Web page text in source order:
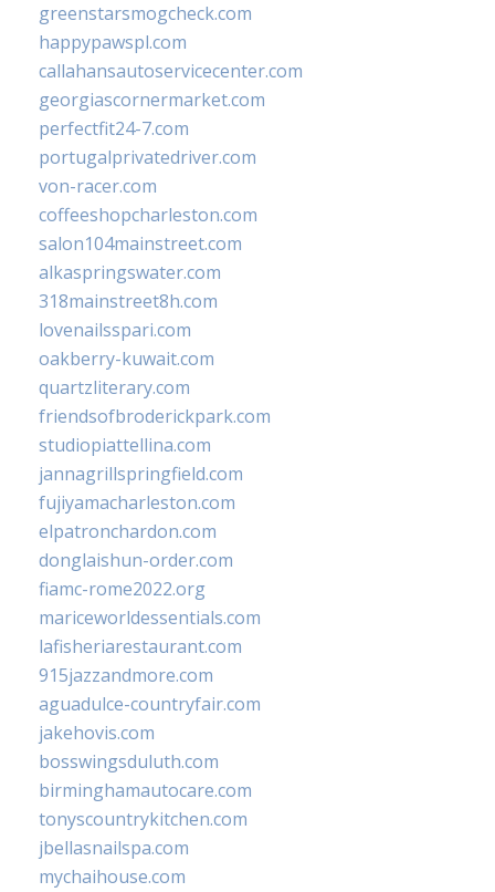
greenstarsmogcheck.com
happypawspl.com
callahansautoservicecenter.com
georgiascornermarket.com
perfectfit24-7.com
portugalprivatedriver.com
von-racer.com
coffeeshopcharleston.com
salon104mainstreet.com
alkaspringswater.com
318mainstreet8h.com
lovenailsspari.com
oakberry-kuwait.com
quartzliterary.com
friendsofbroderickpark.com
studiopiattellina.com
jannagrillspringfield.com
fujiyamacharleston.com
elpatronchardon.com
donglaishun-order.com
fiamc-rome2022.org
mariceworldessentials.com
lafisheriarestaurant.com
915jazzandmore.com
aguadulce-countryfair.com
jakehovis.com
bosswingsduluth.com
birminghamautocare.com
tonyscountrykitchen.com
jbellasnailspa.com
mychaihouse.com